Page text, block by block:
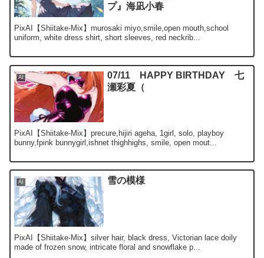
プ』海凪小春
PixAI【Shiitake-Mix】murosaki miyo,smile,open mouth,school
uniform, white dress shirt, short sleeves, red neckrib...
AI
07/11 HAPPY BIRTHDAY 七
瀬彩夏（
PixAI【Shiitake-Mix】precure,hijiri ageha, 1girl, solo, playboy
bunny,fpink bunnygirl,ishnet thighhighs, smile, open mout...
AI 雪の模様
PixAI【Shiitake-Mix】silver hair, black dress, Victorian lace doily
made of frozen snow, intricate floral and snowflake p...